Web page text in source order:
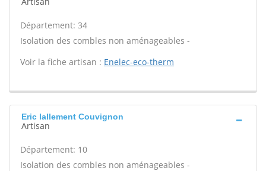
Département: 34
Isolation des combles non aménageables -
Voir la fiche artisan : Enelec-eco-therm
Eric lallement Couvignon
Artisan
Département: 10
Isolation des combles non aménageables -